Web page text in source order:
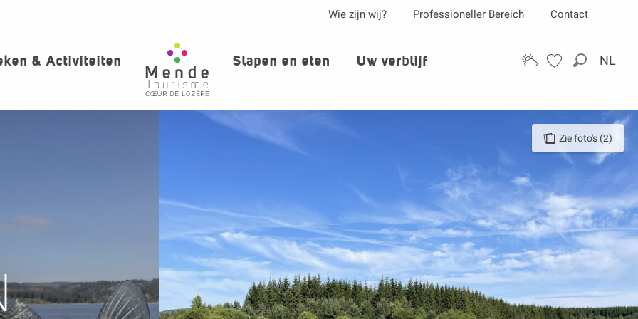
Zoek op
NL
Wie zijn wij? Professioneller Bereich Contact
& Activiteiten Slapen en eten Uw verblijf
Zie foto's (2)